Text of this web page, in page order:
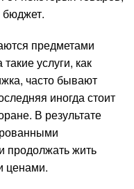
предметами
услуги, как
часто бывают
иногда стоит
В результате
продолжать жить
ценами.